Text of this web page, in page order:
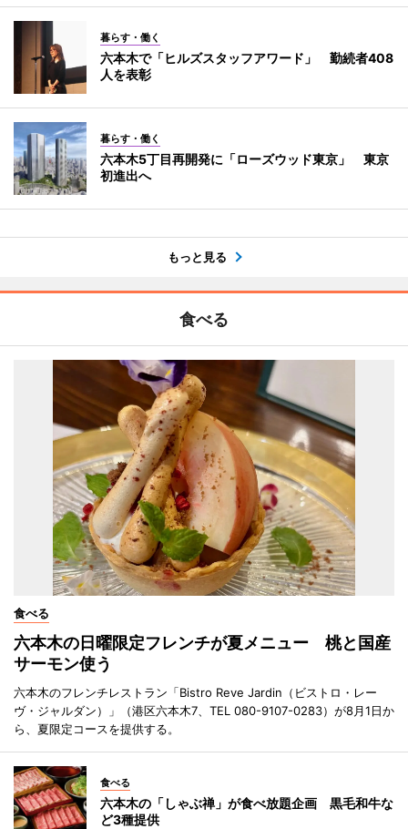
暮らす・働く
六本木で「ヒルズスタッフアワード」 勤続者408
人を表彰
暮らす・働く
六本木5丁目再開発に「ローズウッド東京」 東京
初進出へ
もっと見る
食べる
食べる
六本木の日曜限定フレンチが夏メニュー 桃と国産
サーモン使う
六本木のフレンチレストラン「Bistro Reve Jardin（ビストロ・レー
ヴ・ジャルダン）」（港区六本木7、TEL 080-9107-0283）が8月1日か
ら、夏限定コースを提供する。
食べる
六本木の「しゃぶ禅」が食べ放題企画 黒毛和牛な
ど3種提供